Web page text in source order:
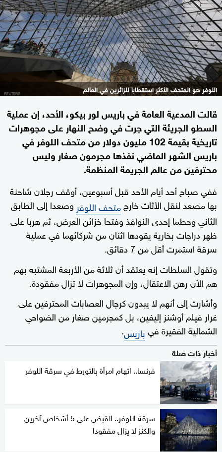
اللوفر هو المتحف الأكثر استقطابا للزائرين في العالم
قالت المدعية العامة في باريس لور بيكو، الأحد، إن عملية
السطو الجريئة التي جرت في وضح النهار على مجوهرات
تاريخية بقيمة 102 مليون دولار من متحف اللوفر في
باريس الشهر الماضي نفذها مجرمون صغار وليس
محترفين من عالم الجريمة المنظمة.
ففي صباح أحد أيام الأحد قبل أسبوعين، أوقف رجلان شاحنة
بها مصعد لنقل الأثاث خارجمتحف اللوفر وصعدا إلى الطابق
الثاني وحطما إحدى النوافذ وفتحا خزائن العرض، ثم هربا على
ظهر دراجات بخارية يقودها اثنان من شركائهما في عملية
سرقة استمرت أقل من 7 دقائق.
وتقول السلطات إنه يعتقد أن ثلاثة من الأربعة المشتبه بهم
هم الآن رهن الاعتقال، وإن المجوهرات لا تزال مفقودة.
وأشارت إلى أنهم لا يبدون كرجال العصابات المحترفين على
غرار فيلم أوشنز إليفين، بل كمجرمين صغار من الضواحي
الشمالية الفقيرة فيباريس.
أخبار ذات صلة
فرنسا.. اتهام امرأة بالتورط في سرقة اللوفر
سرقة اللوفر.. القبض على 5 أشخاص آخرين
والكنز لا يزال مفقودا